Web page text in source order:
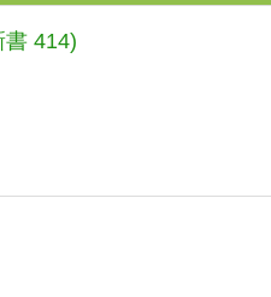
書 414)